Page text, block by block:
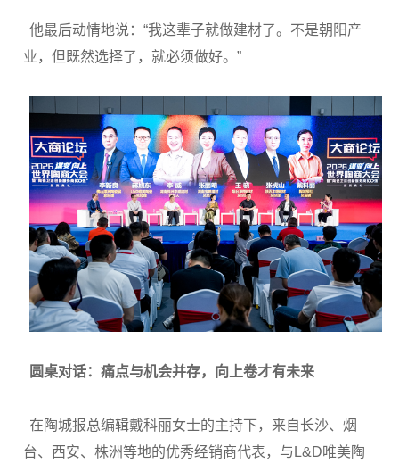
他最后动情地说：“我这辈子就做建材了。不是朝阳产
业，但既然选择了，就必须做好。”
圆桌对话：痛点与机会并存，向上卷才有未来
在陶城报总编辑戴科丽女士的主持下，来自长沙、烟
台、西安、株洲等地的优秀经销商代表，与L&D唯美陶